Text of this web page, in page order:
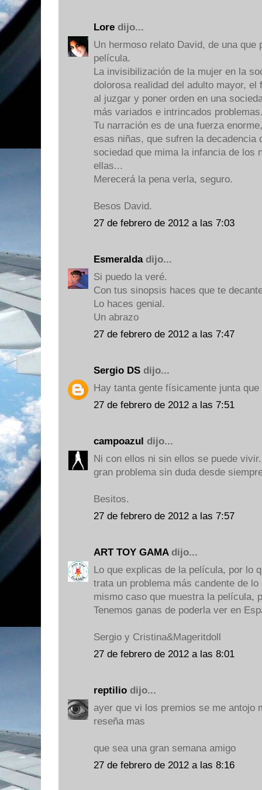
Lore dijo...
Un hermoso relato David, de una que
película.
La invisibilización de la mujer en la
dolorosa realidad del adulto mayor,
al juzgar y poner orden en una
más variados e intrincados
Tu narración es de una fuerza
esas niñas, que sufren la decadencia
sociedad que mima la infancia de los
ellas...
Merecerá la pena verla, seguro.
Besos David.
27 de febrero de 2012 a las 7:03
Esmeraldadijo...
Si puedo la veré.
Con tus sinopsis haces que te
Lo haces genial.
Un abrazo
27 de febrero de 2012 a las 7:47
Sergio DS dijo...
Hay tanta gente físicamente junta
27 de febrero de 2012 a las 7:51
campoazul dijo...
Ni con ellos ni sin ellos se puede
gran problema sin duda desde
Besitos.
27 de febrero de 2012 a las 7:57
ART TOY GAMAdijo...
Lo que explicas de la película, por lo
trata un problema más candente de
mismo caso que muestra la película,
Tenemos ganas de poderla ver en
Sergio y Cristina&Mageritdoll
27 de febrero de 2012 a las 8:01
reptilio dijo...
ayer que vi los premios se me antojo
reseña mas
que sea una gran semana amigo
27 de febrero de 2012 a las 8:16